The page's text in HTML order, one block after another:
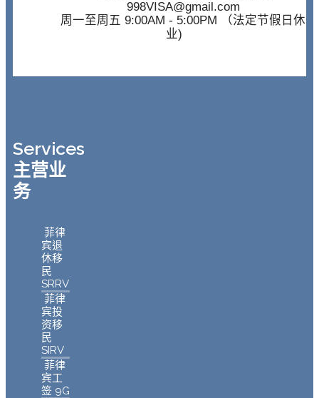
998VISA@gmail.com
周一至周五 9:00AM - 5:00PM （法定节假日休
业)
Services
主营业
务
菲律
宾退
休移
民
SRRV
菲律
宾投
资移
民
SIRV
菲律
宾工
签 9G